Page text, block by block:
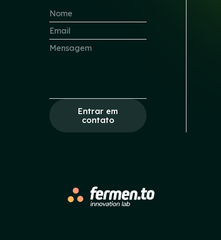
Entrar em
contato